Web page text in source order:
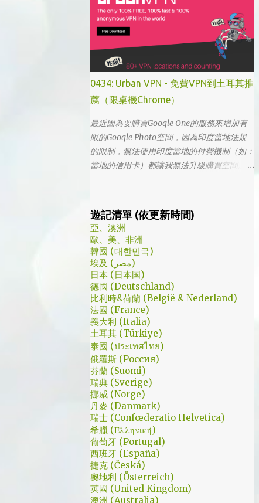
部老少配的題材吧。加上男女主角都不認識，
所以一直到播出了三、四集開始好評不斷，加
上面臨了美、日、韓劇的劇荒，個人又特愛喪
劇，我硬是在找出來看了一次…。 不得不說，
開頭的辦公室場景，打昆蟲的的情節和打在代
表頭上奇異動畫，讓我以為這是次世代的搞笑
辦公室劇。第一集看完的時候，說真的還真不
知道這部劇集要表達什麼 - 因為開頭讓我覺得
無厘頭的場景和後續開始步入至安的黑暗世
界，讓我好難入戲。 為什麼要作這飄蟲視角?
為什麼要加這些星星? 所以當我推這部戲給朋
友的時候，我和朋友說一定要撐過第一集，過
我還是在劇荒中，再重看第一集，意外的覺得
發現角色們的另外一面。像是大叔上班時原來
是講冷笑話的高手；至安那張毫無感情的臉，
讓人恐懼；另外大叔老婆偷情偷的天經地義，
無負擔，也讓我嚇到。 看這鏡頭有時候都不
知道老婆怎麼會回心轉意。 如同版友們所津
津樂道的，這部劇的細節很多，值得細細品嚐
的對話其實摘錄不完。但對我而言整部劇會燒
了起來，應該是從第四集，大叔把至安找進辦
公室談判開始 - 因為在當下風向完全測不出
來。這太不韓劇了；接著至安把都俊永代表玩
弄掌心的談判…這倒底是怎麼樣風格的劇集，
難倒是推理劇嗎? 但是主角三兄弟與媽媽的鬥
嘴，這不應該是家庭劇嗎? 說到家庭劇，這部
劇我第一個哭點和男女主角無關，而是在大哥
被罵，媽媽放下便當離開，之後對他微笑的那
場戲。然後我知道，我放不下這部劇了。 但
這編劇藥下的好猛，同一集還不肯放手。結尾
細節就不說了，硬是收的漂亮 - 這麼棒的劇才
第四集，不禁讓我倍感期待，也開始每週期待
上演的時間。 還加了Prison Break的梗，剛好
0434: Urban VPN - 免費VPN到土耳其推
薦（限桌機Chrome）
最近因為要購買Google One的服務來增加有
限的Google Photo空間，因為印度當地法規
的限制，無法使用印度當地的付費機制（如：
當地的信用卡）都讓我無法升級購買空間。因
不少，而且還bundle了不少近年常提到的
VPN，像是NordVPN/ Surfshark等…但因為這
些VPN服務都已經沒有免費的試用期了… 在花
了幾個小時試了一下，目前與大家推薦的是
Urban VPN
遊記清單 (依更新時間)
亞、澳洲
歐、美、非洲
韓國 (대한민국)
埃及 (مصر)
日本 (日本国)
德國 (Deutschland)
比利時&荷蘭 (België & Nederland)
法國 (France)
義大利 (Italia)
土耳其 (Türkiye)
泰國 (ประเทศไทย)
俄羅斯 (Россия)
芬蘭 (Suomi)
瑞典 (Sverige)
挪威 (Norge)
丹麥 (Danmark)
瑞士 (Confœderatio Helvetica)
希臘 (Ελληνική)
葡萄牙 (Portugal)
西班牙 (España)
捷克 (Česká)
奧地利 (Österreich)
英國 (United Kingdom)
澳洲 (Australia)